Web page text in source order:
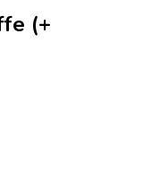
(+